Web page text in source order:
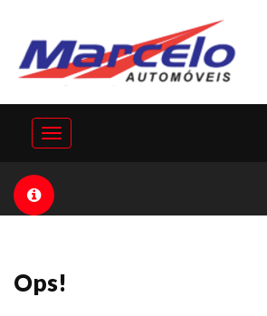
Toggle
navigation
Ops!